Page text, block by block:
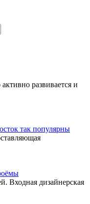
развивается и
так популярны
Входная дизайнерская